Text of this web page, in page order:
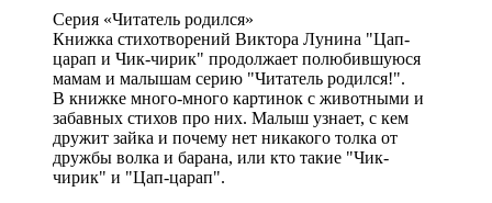
Серия «Читатель родился»
Книжка стихотворений Виктора Лунина "Цап-
царап и Чик-чирик" продолжает полюбившуюся
мамам и малышам серию "Читатель родился!".
В книжке много-много картинок с животными и
забавных стихов про них. Малыш узнает, с кем
дружит зайка и почему нет никакого толка от
дружбы волка и барана, или кто такие "Чик-
чирик" и "Цап-царап".